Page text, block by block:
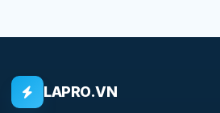
LAPRO.VN